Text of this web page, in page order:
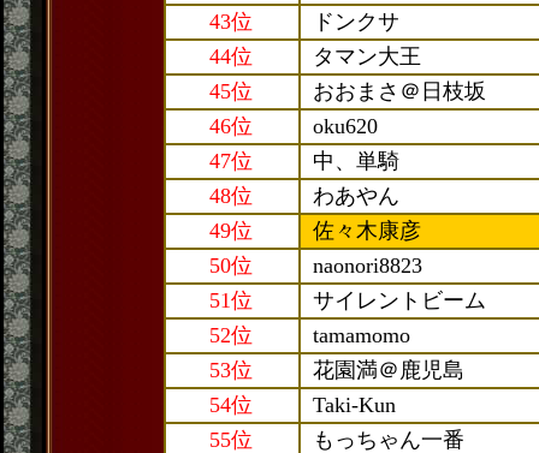
43位
ドンクサ
44位
タマン大王
45位
おおまさ＠日枝坂
46位
oku620
47位
中、単騎
48位
わあやん
49位
佐々木康彦
50位
naonori8823
51位
サイレントビーム
52位
tamamomo
53位
花園満＠鹿児島
54位
Taki-Kun
55位
もっちゃん一番